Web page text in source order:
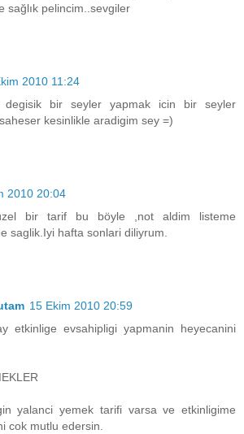
sağlık pelincim..sevgiler
2010 11:24
degisik bir seyler yapmak icin bir seyler
kesinlikle aradigim sey =)
2010 20:04
bir tarif bu böyle ,not aldim listeme
saglik.Iyi hafta sonlari diliyrum.
15 Ekim 2010 20:59
etkinlige evsahipligi yapmanin heyecanini
yalanci yemek tarifi varsa ve etkinligime
cok mutlu edersin.